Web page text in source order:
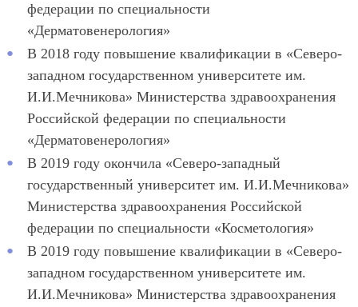
федерации по специальности
«Дерматовенерология»
В 2018 году повышение квалификации в «Северо-
западном государственном университете им.
И.И.Мечникова» Министерства здравоохранения
Российской федерации по специальности
«Дерматовенерология»
В 2019 году окончила «Северо-западный
государственный университет им. И.И.Мечникова»
Министерства здравоохранения Российской
федерации по специальности «Косметология»
В 2019 году повышение квалификации в «Северо-
западном государственном университете им.
И.И.Мечникова» Министерства здравоохранения